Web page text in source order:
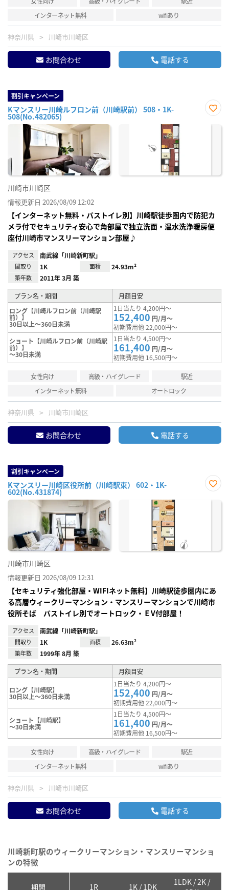
インターネット無料
wifiあり
神奈川県 川崎市川崎区
お問合わせ 電話する
割引キャンペーン
Kマンスリー川崎ルフロン前（川崎駅前） 508・1K-
508(No.482065)
に入
川崎市川崎区
情報更新日 2026/08/09 12:02
【インターネット無料・バストイレ別】川崎駅徒歩圏内で防犯カ
メラ付でセキュリティ安心で角部屋で独立洗面・温水洗浄暖房便
座付川崎市マンスリーマンション部屋♪
アクセス 南武線「川崎新町駅」
間取り 1K 面積 24.93m²
築年数 2011年 3月 築
プラン名・期間
月額目安
ロング【川崎ルフロン前（川崎駅
前）】
30日以上～360日未満
1日当たり 4,200円～
152,400 円/月～
初期費用他 22,000円～
ショート【川崎ルフロン前（川崎駅
前）】
～30日未満
1日当たり 4,500円～
161,400 円/月～
初期費用他 16,500円～
女性向け 高級・ハイグレード
駅近
インターネット無料
オートロック
神奈川県 川崎市川崎区
お問合わせ 電話する
割引キャンペーン
Kマンスリー川崎区役所前（川崎駅東） 602・1K-
602(No.431874)
に入
川崎市川崎区
情報更新日 2026/08/09 12:31
【セキュリティ強化部屋・WIFIネット無料】川崎駅徒歩圏内にあ
る高層ウィークリーマンション・マンスリーマンションで川崎市
役所そば バストイレ別でオートロック・ＥV付部屋！
アクセス 南武線「川崎新町駅」
間取り 1K 面積 26.63m²
築年数 1999年 8月 築
プラン名・期間 月額目安
ロング【川崎駅】
30日以上～360日未満
1日当たり 4,200円～
152,400 円/月～
初期費用他 22,000円～
ショート【川崎駅】
～30日未満
1日当たり 4,500円～
161,400 円/月～
初期費用他 16,500円～
女性向け 高級・ハイグレード
駅近
インターネット無料
wifiあり
神奈川県 川崎市川崎区
お問合わせ 電話する
川崎新町駅のウィークリーマンション・マンスリーマンショ
ンの特徴
期間 1R 1K / 1DK
1LDK / 2K /